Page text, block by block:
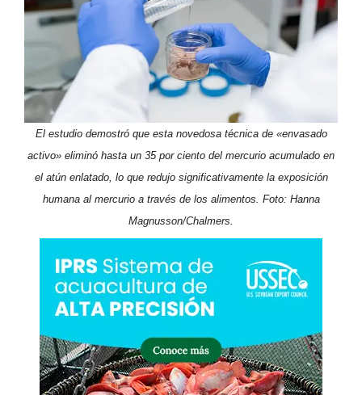
El estudio demostró que esta novedosa técnica de «envasado
activo» eliminó hasta un 35 por ciento del mercurio acumulado en
el atún enlatado, lo que redujo significativamente la exposición
humana al mercurio a través de los alimentos. Foto: Hanna
Magnusson/Chalmers.